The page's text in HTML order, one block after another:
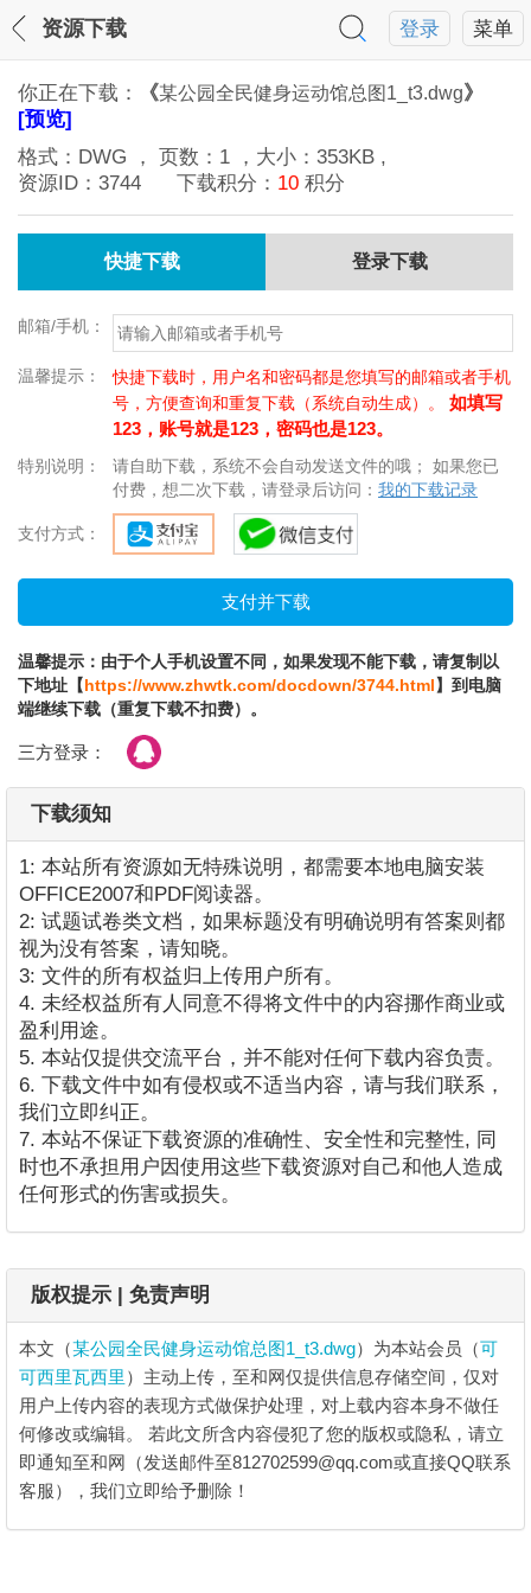
菜单
登录
资源下载
你正在下载： 《某公园全民健身运动馆总图1_t3.dwg》
[预览]
格式： DWG ， 页数： 1 ，大小： 353KB ,
资源ID： 3744 下载积分： 10 积分
快捷下载 登录下载
邮箱/手机：
温馨提示：
快捷下载时，用户名和密码都是您填写的邮箱或者手机
号，方便查询和重复下载（系统自动生成）。 如填写
123，账号就是123，密码也是123。
特别说明：
请自助下载，系统不会自动发送文件的哦； 如果您已
付费，想二次下载，请登录后访问： 我的下载记录
支付方式：
温馨提示：由于个人手机设置不同，如果发现不能下载，请复制以
下地址【https://www.zhwtk.com/docdown/3744.html】到电脑
端继续下载（重复下载不扣费）。
三方登录：
下载须知
1: 本站所有资源如无特殊说明，都需要本地电脑安装
OFFICE2007和PDF阅读器。
2: 试题试卷类文档，如果标题没有明确说明有答案则都
视为没有答案，请知晓。
3: 文件的所有权益归上传用户所有。
4. 未经权益所有人同意不得将文件中的内容挪作商业或
盈利用途。
5. 本站仅提供交流平台，并不能对任何下载内容负责。
6. 下载文件中如有侵权或不适当内容，请与我们联系，
我们立即纠正。
7. 本站不保证下载资源的准确性、安全性和完整性, 同
时也不承担用户因使用这些下载资源对自己和他人造成
任何形式的伤害或损失。
版权提示 | 免责声明
本文（某公园全民健身运动馆总图1_t3.dwg）为本站会员（可
可西里瓦西里 ）主动上传，至和网仅提供信息存储空间，仅对
用户上传内容的表现方式做保护处理，对上载内容本身不做任
何修改或编辑。 若此文所含内容侵犯了您的版权或隐私，请立
即通知至和网（发送邮件至812702599@qq.com或直接QQ联系
客服），我们立即给予删除！